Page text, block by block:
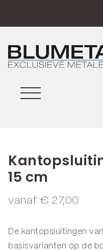
15 cm
vanaf € 27,00
De kantopsluitingen
basisvarianten op de